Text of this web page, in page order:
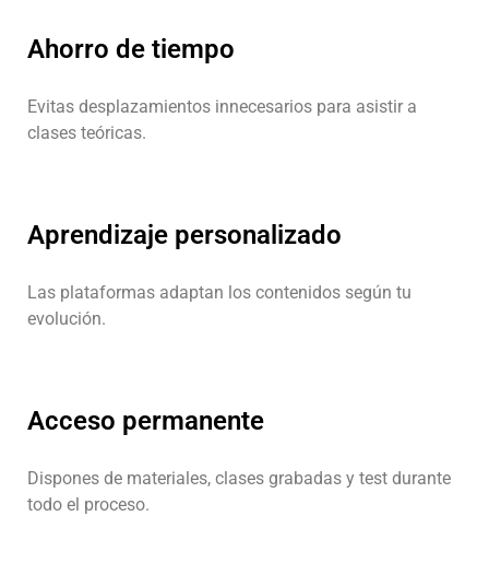
Ahorro de tiempo
Evitas desplazamientos innecesarios para asistir a
clases teóricas.
Aprendizaje personalizado
Las plataformas adaptan los contenidos según tu
evolución.
Acceso permanente
Dispones de materiales, clases grabadas y test durante
todo el proceso.